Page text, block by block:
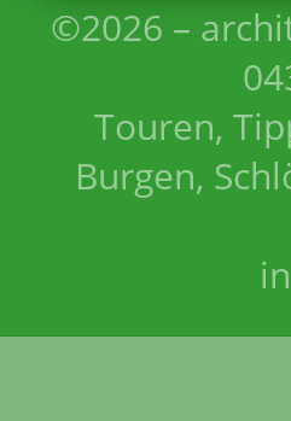
©2026 –
Touren,
Burgen,